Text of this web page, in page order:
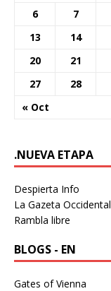
« Oct
6
7
13
14
20
21
27
28
.NUEVA ETAPA
Despierta Info
La Gazeta Occidental
Rambla libre
BLOGS - EN
Gates of Vienna